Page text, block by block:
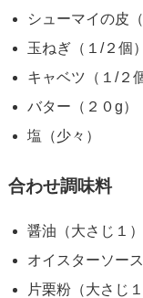
シューマイの皮（
玉ねぎ（１/２個）
キャベツ（１/２
バター（２０g）
塩（少々）
合わせ調味料
醤油（大さじ１）
オイスターソー
片栗粉（大さじ１